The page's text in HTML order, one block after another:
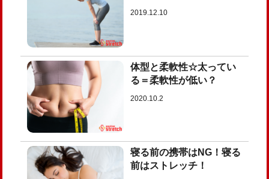
2019.12.10
体型と柔軟性☆太ってい
る＝柔軟性が低い？
2020.10.2
寝る前の携帯はNG！寝る
前はストレッチ！